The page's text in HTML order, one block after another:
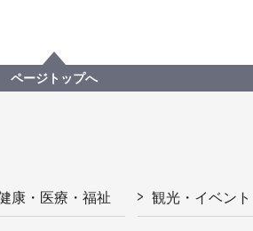
ページトップへ
康・医療・福祉 観光・イベント